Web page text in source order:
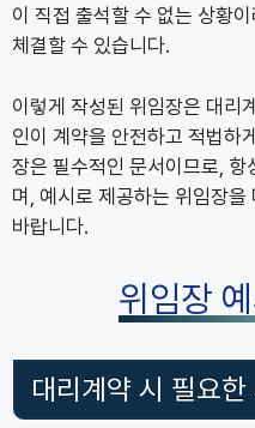
이 직접 출석할 수 없는 상황
체결할 수 있습니다.
이렇게 작성된 위임장은 대리
인이 계약을 안전하고 적법하
장은 필수적인 문서이므로,
며, 예시로 제공하는 위임장
바랍니다.
위임장
대리계약 시 필요